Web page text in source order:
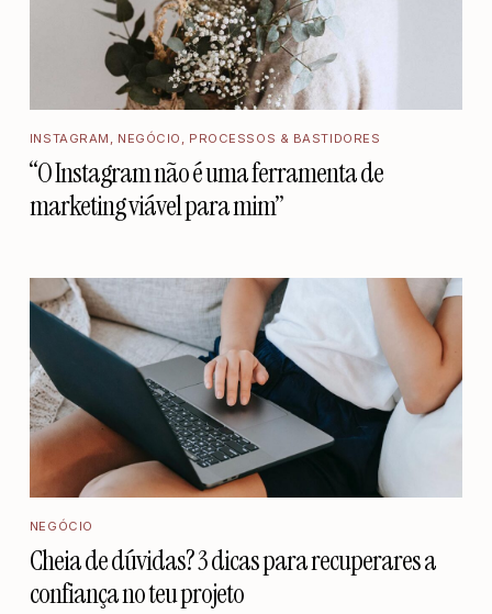
INSTAGRAM , NEGÓCIO , PROCESSOS & BASTIDORES
“O Instagram não é uma ferramenta de
marketing viável para mim”
NEGÓCIO
Cheia de dúvidas? 3 dicas para recuperares a
confiança no teu projeto